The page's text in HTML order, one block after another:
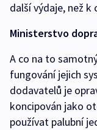
další výdaje, než k
Ministerstvo
A co na to
fungování jejich
dodavatelů je
koncipován jako
používat palubní